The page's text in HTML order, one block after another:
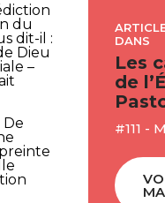
du
dit-il :
Dieu
–
De
DANS
Les
de
#111 -